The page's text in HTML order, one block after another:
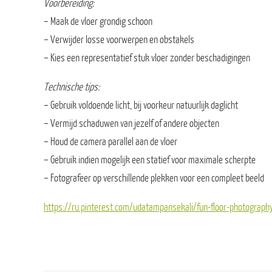
Voorbereiding:
– Maak de vloer grondig schoon
– Verwijder losse voorwerpen en obstakels
– Kies een representatief stuk vloer zonder beschadigingen
Technische tips:
– Gebruik voldoende licht, bij voorkeur natuurlijk daglicht
– Vermijd schaduwen van jezelf of andere objecten
– Houd de camera parallel aan de vloer
– Gebruik indien mogelijk een statief voor maximale scherpte
– Fotografeer op verschillende plekken voor een compleet beeld
https://ru.pinterest.com/udatampansekali/fun-floor-